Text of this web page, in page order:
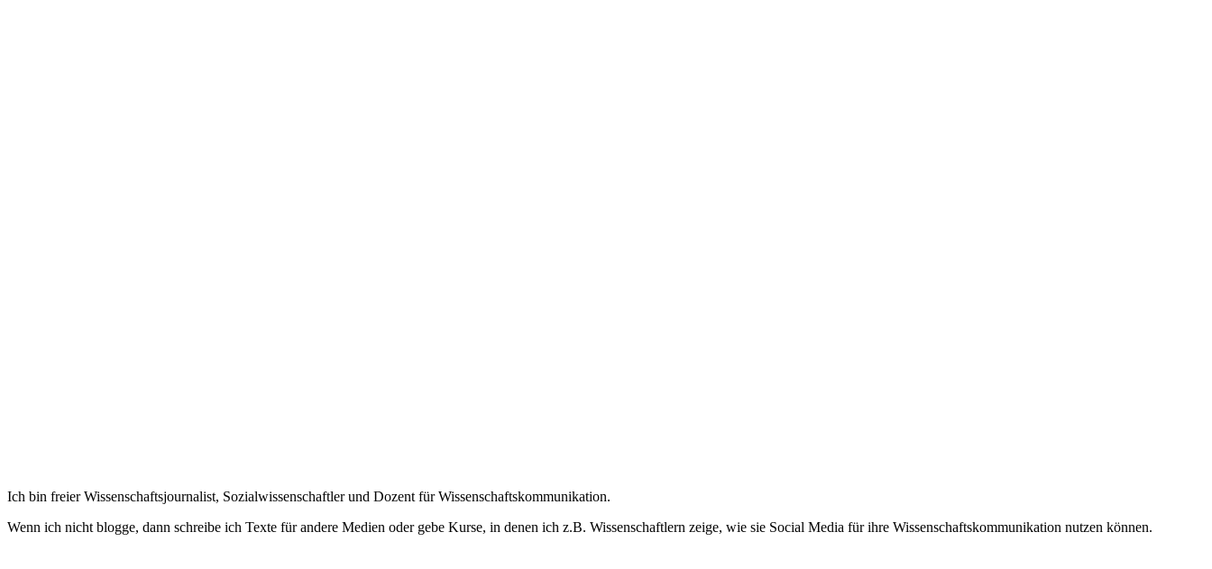
Ich bin freier Wissenschaftsjournalist, Sozialwissenschaftler und Dozent für Wissenschaftskommunikation.
Wenn ich nicht blogge, dann schreibe ich Texte für andere Medien oder gebe Kurse, in denen ich z.B. Wissenschaftlern zeige, wie sie Social Media für ihre Wissenschaftskommunikation nutzen können.